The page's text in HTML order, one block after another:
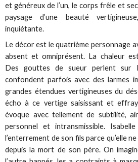
et généreux de l’un, le corps frêle et
paysage d’une beauté
inquiétante.
Le décor est le quatrième personnage
absent et omniprésent. La chaleur
Des gouttes de sueur perlent
confondent parfois avec des larmes
grandes étendues vertigineuses du
écho à ce vertige saisissant et
évoque avec tellement de subtilité,
personnel et intransmissible.
l’enterrement de son fils parce qu’elle
depuis la mort de son père. On